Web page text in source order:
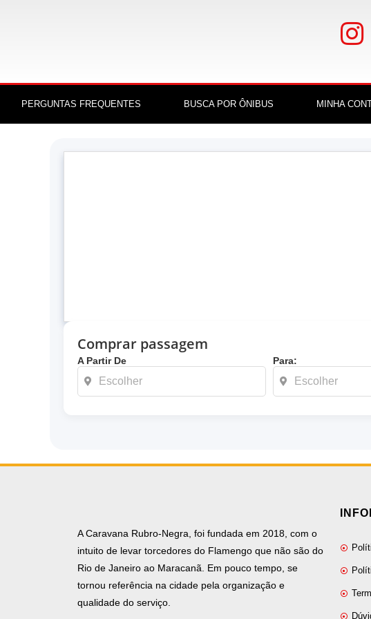
PERGUNTAS FREQUENTES BUSCA POR ÔNIBUS MINHA
Comprar passagem
A Partir De Para:
A Caravana Rubro-Negra, foi fundada em 2018, com o
intuito de levar torcedores do Flamengo que não são do
Rio de Janeiro ao Maracanã. Em pouco tempo, se
tornou referência na cidade pela organização e
qualidade do serviço.